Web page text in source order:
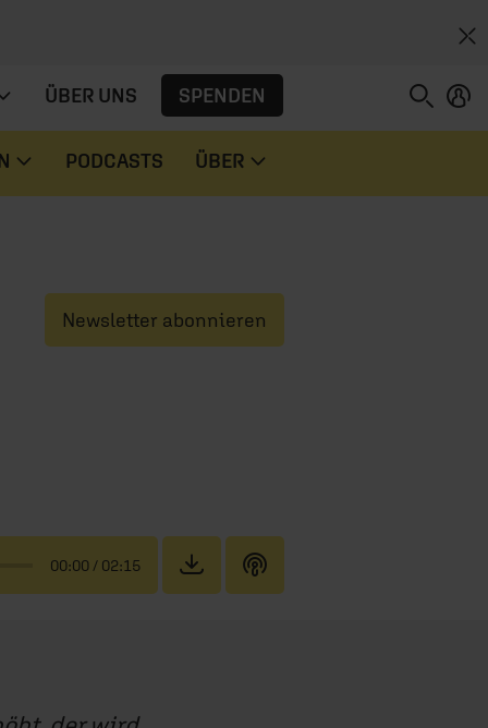
ÜBER UNS SPENDEN
PODCASTS ÜBER
Newsletter abonnieren
00:00/ 02:15